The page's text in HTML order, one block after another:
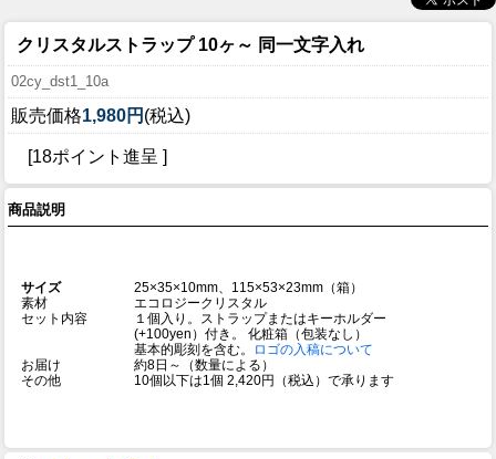
クリスタルストラップ 10ヶ～ 同一文字入れ
02cy_dst1_10a
販売価格1,980円 (税込)
[18ポイント進呈 ]
商品説明
サイズ
25×35×10mm、115×53×23mm（箱）
素材
エコロジークリスタル
セット内容
１個入り。ストラップまたはキーホルダー
(+100yen）付き。 化粧箱（包装なし）
基本的彫刻を含む。
ロゴの入稿について
お届け
約8日～（数量による）
その他
10個以下は1個 2,420円（税込）で承ります